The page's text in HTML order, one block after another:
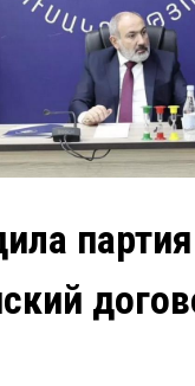
партия